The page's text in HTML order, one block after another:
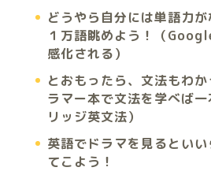
どうやら自分には単語力
１万語眺めよう！（
感化される）
とおもったら、文法もわ
ラマー本で文法を学べば
リッジ英文法）
英語でドラマを見るとい
てこよう！